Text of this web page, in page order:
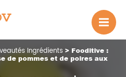
Ingrédients > Fooditive :
de pommes et de poires aux